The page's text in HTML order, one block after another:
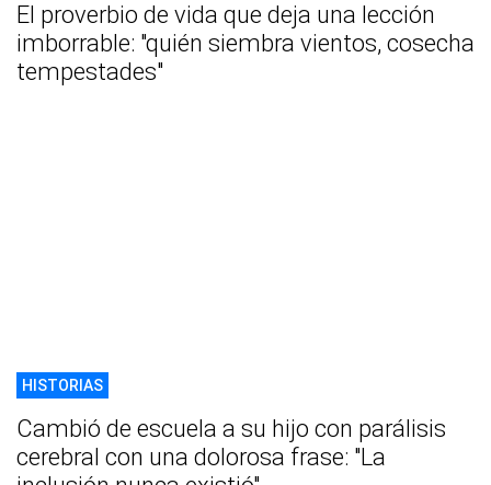
El proverbio de vida que deja una lección
imborrable: "quién siembra vientos, cosecha
tempestades"
HISTORIAS
Cambió de escuela a su hijo con parálisis
cerebral con una dolorosa frase: "La